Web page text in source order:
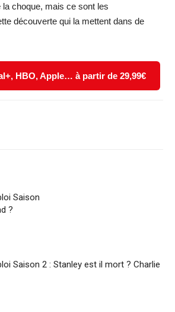
choque, mais ce sont les
découverte qui la mettent dans de
HBO, Apple… à partir de 29,99€
Saison
?
Saison 2 : Stanley est il mort ? Charlie